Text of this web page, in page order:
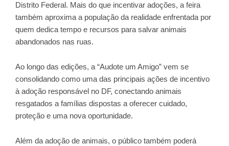
Distrito Federal. Mais do que incentivar adoções, a feira
também aproxima a população da realidade enfrentada por
quem dedica tempo e recursos para salvar animais
abandonados nas ruas.
Ao longo das edições, a “Audote um Amigo” vem se
consolidando como uma das principais ações de incentivo
à adoção responsável no DF, conectando animais
resgatados a famílias dispostas a oferecer cuidado,
proteção e uma nova oportunidade.
Além da adoção de animais, o público também poderá